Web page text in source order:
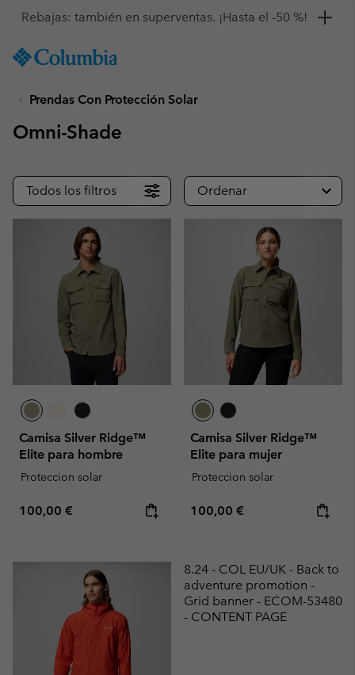
TO
SKIP
MAIN
SKIP
TO
SEARCH
Consigue un 10 % de descuento
Prendas Con Protección Solar
Omni-Shade
Todos los filtros Ordenar
Camisa Silver Ridge™
Elite para hombre
Proteccion solar
Regular price:
100,00 €
Camisa Silver Ridge™
Elite para mujer
Proteccion solar
Regular price:
100,00 €
8.24 - COL EU/UK - Back to
adventure promotion -
Grid banner - ECOM-53480
- CONTENT PAGE